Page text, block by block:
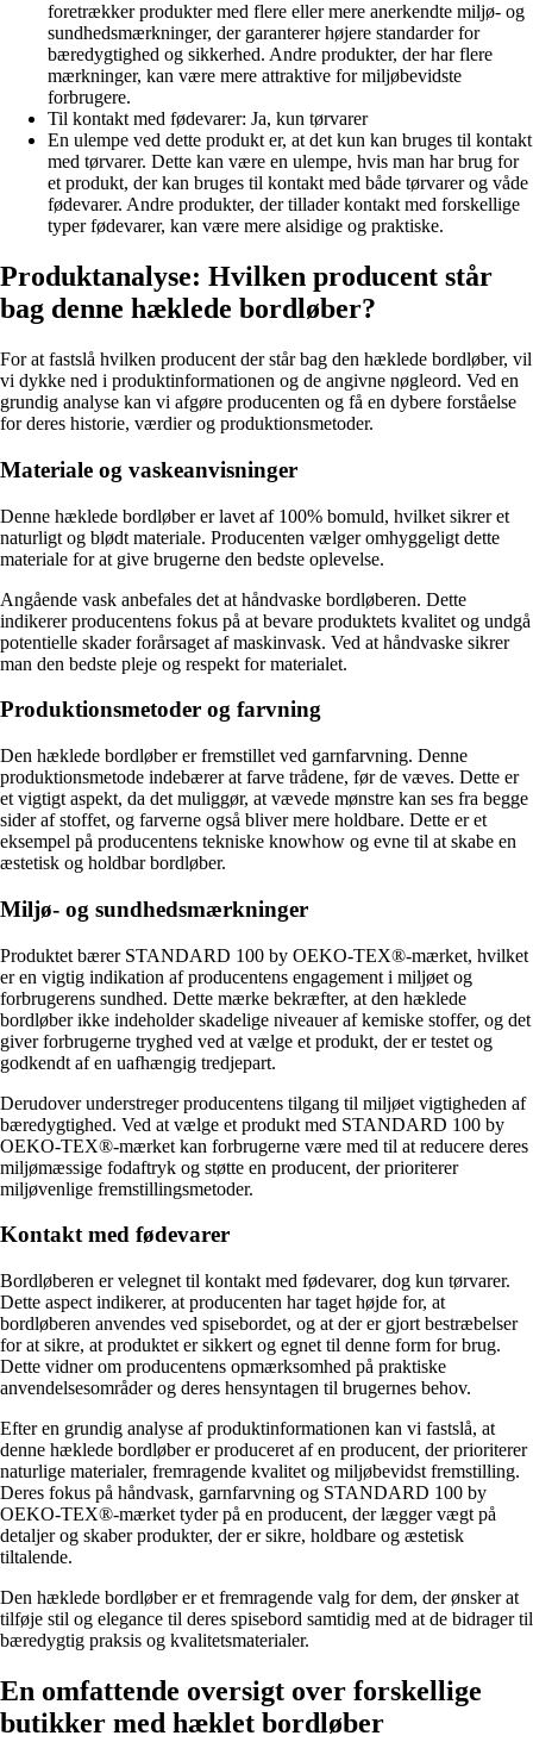
foretrækker produkter med flere eller mere anerkendte miljø- og
sundhedsmærkninger, der garanterer højere standarder for
bæredygtighed og sikkerhed. Andre produkter, der har flere
mærkninger, kan være mere attraktive for miljøbevidste
forbrugere.
Til kontakt med fødevarer: Ja, kun tørvarer
En ulempe ved dette produkt er, at det kun kan bruges til kontakt
med tørvarer. Dette kan være en ulempe, hvis man har brug for
et produkt, der kan bruges til kontakt med både tørvarer og våde
fødevarer. Andre produkter, der tillader kontakt med forskellige
typer fødevarer, kan være mere alsidige og praktiske.
Produktanalyse: Hvilken producent står
bag denne hæklede bordløber?
For at fastslå hvilken producent der står bag den hæklede bordløber, vil
vi dykke ned i produktinformationen og de angivne nøgleord. Ved en
grundig analyse kan vi afgøre producenten og få en dybere forståelse
for deres historie, værdier og produktionsmetoder.
Materiale og vaskeanvisninger
Denne hæklede bordløber er lavet af 100% bomuld, hvilket sikrer et
naturligt og blødt materiale. Producenten vælger omhyggeligt dette
materiale for at give brugerne den bedste oplevelse.
Angående vask anbefales det at håndvaske bordløberen. Dette
indikerer producentens fokus på at bevare produktets kvalitet og undgå
potentielle skader forårsaget af maskinvask. Ved at håndvaske sikrer
man den bedste pleje og respekt for materialet.
Produktionsmetoder og farvning
Den hæklede bordløber er fremstillet ved garnfarvning. Denne
produktionsmetode indebærer at farve trådene, før de væves. Dette er
et vigtigt aspekt, da det muliggør, at vævede mønstre kan ses fra begge
sider af stoffet, og farverne også bliver mere holdbare. Dette er et
eksempel på producentens tekniske knowhow og evne til at skabe en
æstetisk og holdbar bordløber.
Miljø- og sundhedsmærkninger
Produktet bærer STANDARD 100 by OEKO-TEX®-mærket, hvilket
er en vigtig indikation af producentens engagement i miljøet og
forbrugerens sundhed. Dette mærke bekræfter, at den hæklede
bordløber ikke indeholder skadelige niveauer af kemiske stoffer, og det
giver forbrugerne tryghed ved at vælge et produkt, der er testet og
godkendt af en uafhængig tredjepart.
Derudover understreger producentens tilgang til miljøet vigtigheden af
bæredygtighed. Ved at vælge et produkt med STANDARD 100 by
OEKO-TEX®-mærket kan forbrugerne være med til at reducere deres
miljømæssige fodaftryk og støtte en producent, der prioriterer
miljøvenlige fremstillingsmetoder.
Kontakt med fødevarer
Bordløberen er velegnet til kontakt med fødevarer, dog kun tørvarer.
Dette aspect indikerer, at producenten har taget højde for, at
bordløberen anvendes ved spisebordet, og at der er gjort bestræbelser
for at sikre, at produktet er sikkert og egnet til denne form for brug.
Dette vidner om producentens opmærksomhed på praktiske
anvendelsesområder og deres hensyntagen til brugernes behov.
Efter en grundig analyse af produktinformationen kan vi fastslå, at
denne hæklede bordløber er produceret af en producent, der prioriterer
naturlige materialer, fremragende kvalitet og miljøbevidst fremstilling.
Deres fokus på håndvask, garnfarvning og STANDARD 100 by
OEKO-TEX®-mærket tyder på en producent, der lægger vægt på
detaljer og skaber produkter, der er sikre, holdbare og æstetisk
tiltalende.
Den hæklede bordløber er et fremragende valg for dem, der ønsker at
tilføje stil og elegance til deres spisebord samtidig med at de bidrager til
bæredygtig praksis og kvalitetsmaterialer.
En omfattende oversigt over forskellige
butikker med hæklet bordløber